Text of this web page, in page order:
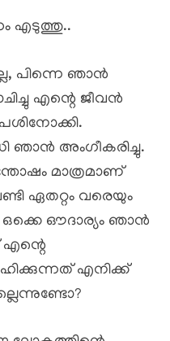
എടുത്തു..
പിന്നെ ഞാൻ
എന്റെ ജീവൻ
അംഗീകരിച്ചു.
മാത്രമാണ്
ഏതറ്റം വരെയും
ഔദാര്യം ഞാൻ
എന്റെ
എനിക്ക്